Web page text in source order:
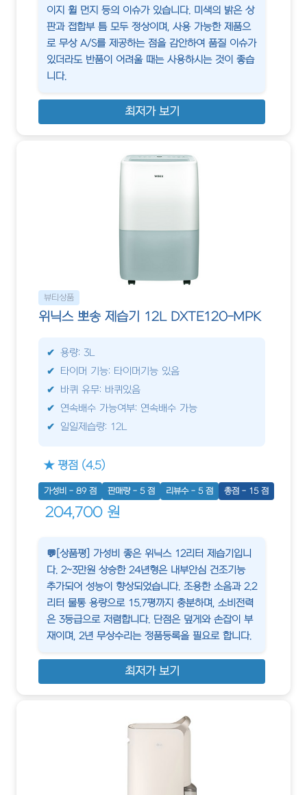
이지 휠 먼지 등의 이슈가 있습니다. 미색의 밝은 상
판과 접합부 틈 모두 정상이며, 사용 가능한 제품으
로 무상 A/S를 제공하는 점을 감안하여 품질 이슈가
있더라도 반품이 어려울 때는 사용하시는 것이 좋습
니다.
최저가 보기
뷰티상품
위닉스 뽀송 제습기 12L DXTE120-MPK
용량: 3L
타이머 기능: 타이머기능 있음
바퀴 유무: 바퀴있음
연속배수 가능여부: 연속배수 가능
일일제습량: 12L
★ 평점 (4.5)
가성비 - 89 점 판매량 - 5 점 리뷰수 - 5 점 총점 - 15 점
204,700 원
💬[상품평] 가성비 좋은 위닉스 12리터 제습기입니
다. 2~3만원 상승한 24년형은 내부안심 건조기능
추가되어 성능이 향상되었습니다. 조용한 소음과 2.2
리터 물통 용량으로 15.7평까지 충분하며, 소비전력
은 3등급으로 저렴합니다. 단점은 덮게와 손잡이 부
재이며, 2년 무상수리는 정품등록을 필요로 합니다.
최저가 보기